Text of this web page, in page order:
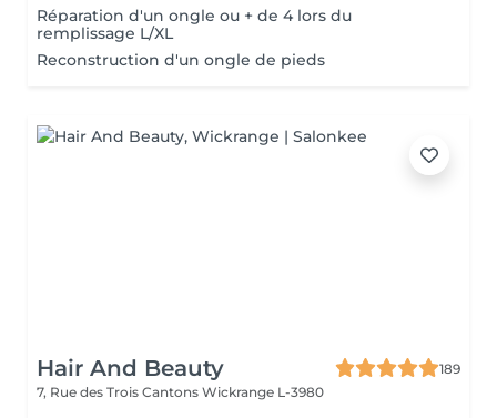
Réparation d'un ongle ou + de 4 lors du
remplissage L/XL
Reconstruction d'un ongle de pieds
Hair And Beauty
189
7, Rue des Trois Cantons Wickrange L-3980